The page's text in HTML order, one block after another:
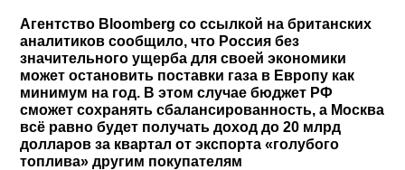
Агентство Bloomberg со ссылкой на британских
аналитиков сообщило, что Россия без
значительного ущерба для своей экономики
может остановить поставки газа в Европу как
минимум на год. В этом случае бюджет РФ
сможет сохранять сбалансированность, а Москва
всё равно будет получать доход до 20 млрд
долларов за квартал от экспорта «голубого
топлива» другим покупателям